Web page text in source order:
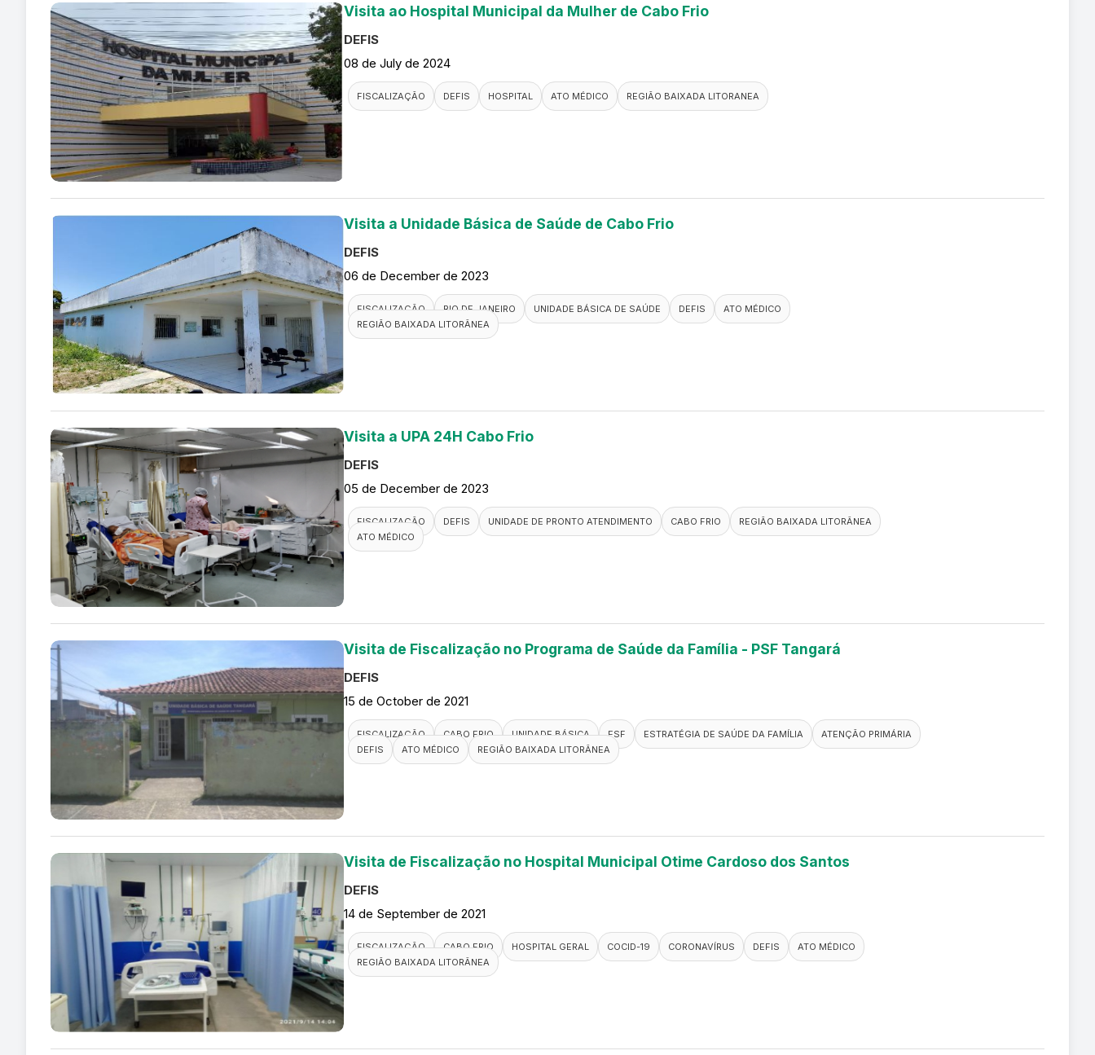
Visita ao Hospital Municipal da Mulher de Cabo Frio
DEFIS
08 de July de 2024
FISCALIZAÇÃO DEFIS HOSPITAL ATO MÉDICO REGIÃO BAIXADA LITORANEA
Visita a Unidade Básica de Saúde de Cabo Frio
DEFIS
06 de December de 2023
FISCALIZAÇÃO RIO DE JANEIRO UNIDADE BÁSICA DE SAÚDE DEFIS
ATO MÉDICO
REGIÃO BAIXADA LITORÂNEA
Visita a UPA 24H Cabo Frio
DEFIS
05 de December de 2023
FISCALIZAÇÃO DEFIS UNIDADE DE PRONTO ATENDIMENTO CABO FRIO
REGIÃO BAIXADA LITORÂNEA
ATO MÉDICO
Visita de Fiscalização no Programa de Saúde da Família - PSF Tangará
DEFIS
15 de October de 2021
FISCALIZAÇÃO CABO FRIO UNIDADE BÁSICA ESF ESTRATÉGIA DE SAÚDE DA FAMÍLIA
ATENÇÃO PRIMÁRIA
DEFIS
ATO MÉDICO REGIÃO BAIXADA LITORÂNEA
Visita de Fiscalização no Hospital Municipal Otime Cardoso dos Santos
DEFIS
14 de September de 2021
FISCALIZAÇÃO CABO FRIO HOSPITAL GERAL COCID-19 CORONAVÍRUS DEFIS
ATO MÉDICO
REGIÃO BAIXADA LITORÂNEA